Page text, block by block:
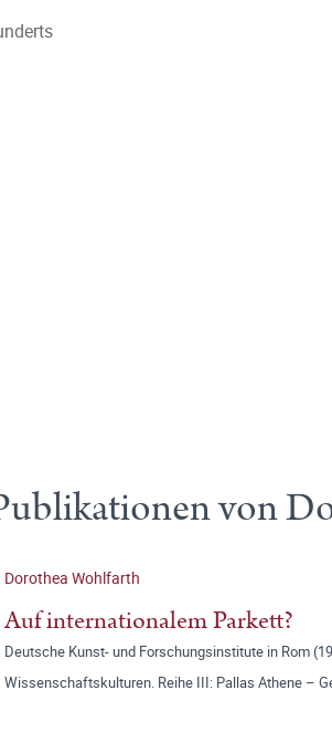
von
Dorothea Wohlfarth
Auf internationalem Parkett?
Deutsche Kunst- und Forschungsinstitute in Rom
Wissenschaftskulturen. Reihe III: Pallas Athene –